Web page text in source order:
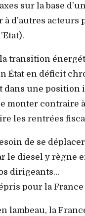
sur la base
à d’autres
transition
État en déficit
dans une position
monter contraire
les rentrées
de se
le diesel y règne
dirigeants…
pour la
lambeau, la